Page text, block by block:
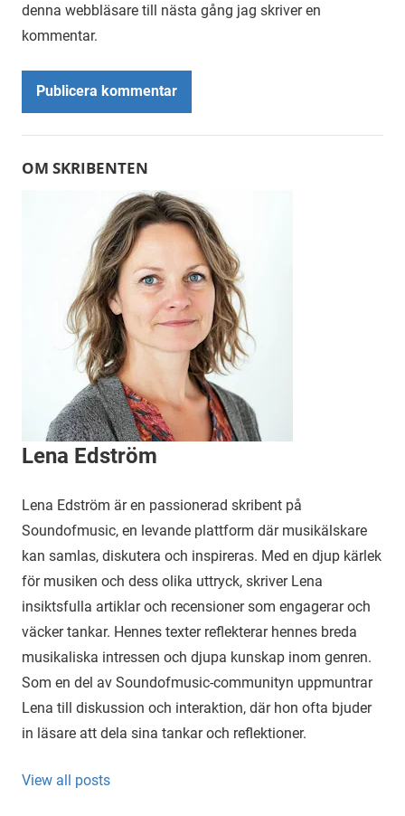
denna webbläsare till nästa gång jag skriver en
kommentar.
Alternative:
OM SKRIBENTEN
Lena Edström
Lena Edström är en passionerad skribent på
Soundofmusic, en levande plattform där musikälskare
kan samlas, diskutera och inspireras. Med en djup kärlek
för musiken och dess olika uttryck, skriver Lena
insiktsfulla artiklar och recensioner som engagerar och
väcker tankar. Hennes texter reflekterar hennes breda
musikaliska intressen och djupa kunskap inom genren.
Som en del av Soundofmusic-communityn uppmuntrar
Lena till diskussion och interaktion, där hon ofta bjuder
in läsare att dela sina tankar och reflektioner.
View all posts